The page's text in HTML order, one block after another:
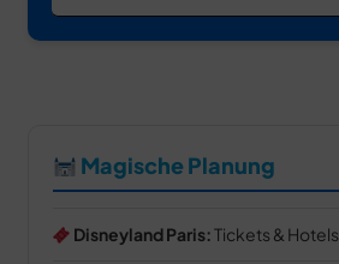
Magische Planung
Disneyland Paris:Tickets & Hotels